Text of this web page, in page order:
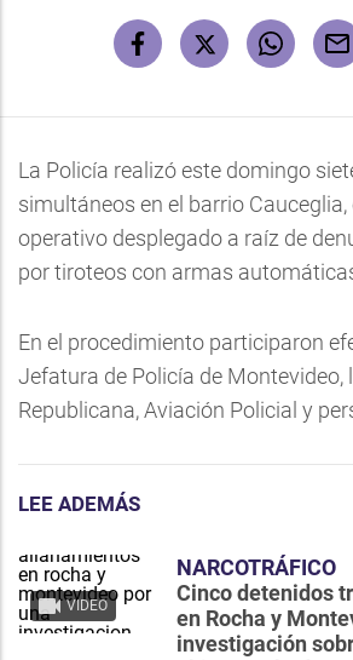
La Policía realizó este domingo
simultáneos en el barrio Cauceglia,
operativo desplegado a raíz de
por tiroteos con armas
En el procedimiento participaron
Jefatura de Policía de Montevideo,
Republicana, Aviación Policial y
LEE ADEMÁS
VIDEO
NARCOTRÁFICO
Cinco detenidos
en Rocha y
investigación